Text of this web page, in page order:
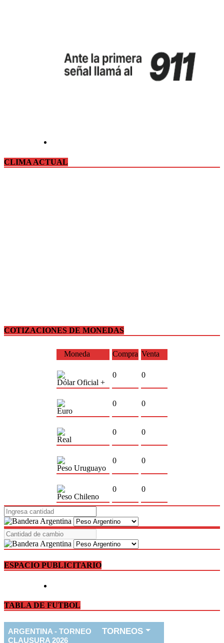
CLIMA ACTUAL
COTIZACIONES DE MONEDAS
Moneda Compra Venta
Dólar Oficial +
0 0
Euro
0 0
Real
0 0
Peso Uruguayo
0 0
Peso Chileno
0 0
ESPACIO PUBLICITARIO
TABLA DE FUTBOL